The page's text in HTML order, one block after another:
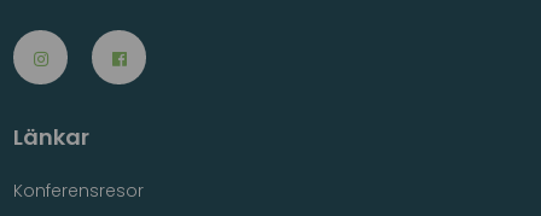
Länkar
Konferensresor